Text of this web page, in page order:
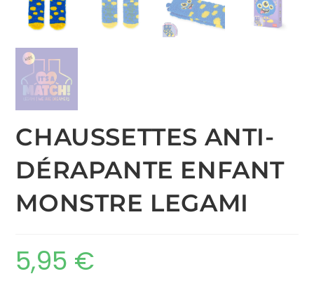
CHAUSSETTES ANTI-
DÉRAPANTE ENFANT
MONSTRE LEGAMI
5,95 €